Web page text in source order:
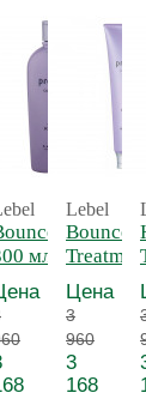
Fit
мл -
Lebel
Bounce
мл -
маска
Цена
3
960
3
168